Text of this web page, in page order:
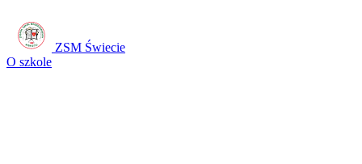
ZSM Świecie
O szkole